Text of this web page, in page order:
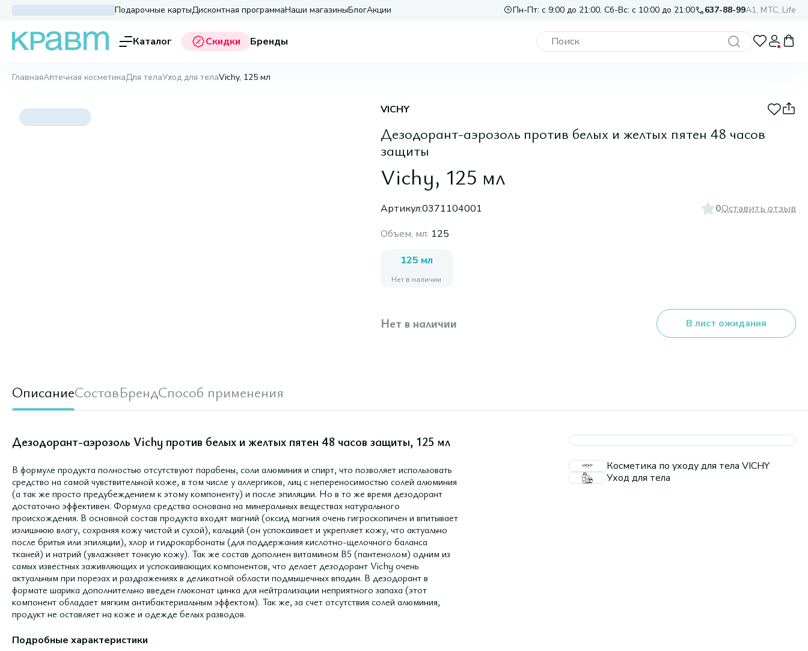
Подарочные картыДисконтная программаНаши магазиныБлогАкции Пн-Пт: с 9:00 до 21:00. Сб-Вс: с 10:00 до 21:00 637-88-99A1, МТС, Life
Каталог Скидки Бренды
ГлавнаяАптечная косметикаДля телаУход для телаVichy, 125 мл
VICHY
Дезодорант-аэрозоль против белых и желтых пятен 48 часов
защиты
Vichy, 125 мл
Артикул:0371104001 0Оставить отзыв
Объем, мл: 125
125 мл
Нет в наличии
Нет в наличии В лист ожидания
ОписаниеСоставБрендСпособ применения
Дезодорант-аэрозоль Vichy против белых и желтых пятен 48 часов защиты, 125 мл
В формуле продукта полностью отсутствуют парабены, соли алюминия и спирт, что позволяет использовать
средство на самой чувствительной коже, в том числе у аллергиков, лиц с непереносимостью солей алюминия
(а так же просто предубеждением к этому компоненту) и после эпиляции. Но в то же время дезодорант
достаточно эффективен. Формула средства основана на минеральных веществах натурального
происхождения. В основной состав продукта входят магний (оксид магния очень гигроскопичен и впитывает
излишнюю влагу, сохраняя кожу чистой и сухой), кальций (он успокаивает и укрепляет кожу, что актуально
после бритья или эпиляции), хлор и гидрокарбонаты (для поддержания кислотно-щелочного баланса
тканей) и натрий (увлажняет тонкую кожу). Так же состав дополнен витамином В5 (пантенолом) одним из
самых известных заживляющих и успокаивающих компонентов, что делает дезодорант Vichy очень
актуальным при порезах и раздражениях в деликатной области подмышечных впадин. В дезодорант в
формате шарика дополнительно введен глюконат цинка для нейтрализации неприятного запаха (этот
компонент обладает мягким антибактериальным эффектом). Так же, за счет отсутствия солей алюминия,
продукт не оставляет на коже и одежде белых разводов.
Подробные характеристики
Косметика по уходу для тела VICHY
Уход для тела